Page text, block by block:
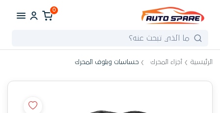
0
الرئيسية أجزاء المحرك حساسات وبلوف المحرك